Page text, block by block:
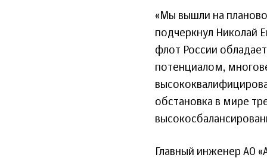
«Мы вышли на
подчеркнул Николай
флот России
потенциалом,
обстановка в мире
Главный инженер АО